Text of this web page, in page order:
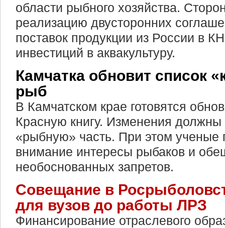
области рыбного хозяйства.
реализацию двусторонних
поставок продукции из России в
инвестиций в аквакультуру.
Камчатка обновит список
рыб
В Камчатском крае готовятся
Красную книгу. Изменения должны
«рыбную» часть. При этом ученые
внимание интересы рыбаков и
необоснованных запретов.
Совещание в
для вузов до работы ЛРЗ
Финансирование отраслевого